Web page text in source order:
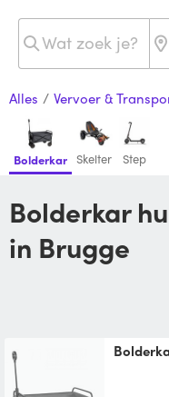
Alles / Vervoer &
Bolderkar Skelter Step
Bolderkar huren van je buren
in Brugge